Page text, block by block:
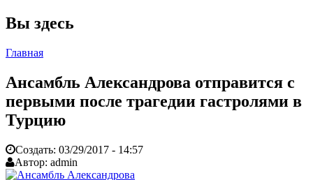
Вы здесь
Главная
Ансамбль Александрова отправится с
первыми после трагедии гастролями в
Турцию
Создать: 03/29/2017 - 14:57
Автор: admin